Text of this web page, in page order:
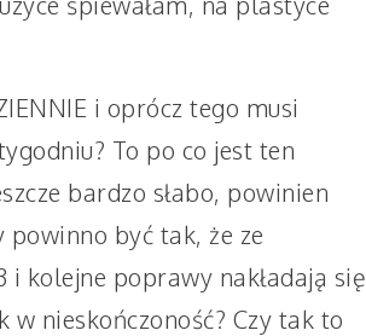
i oprócz tego musi
To po co jest ten
bardzo słabo, powinien
powinno być tak, że ze
i kolejne poprawy nakładają się
nieskończoność? Czy tak to